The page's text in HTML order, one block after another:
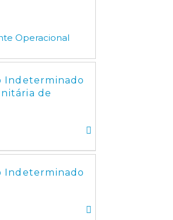
Operacional
Indeterminado
de
Indeterminado